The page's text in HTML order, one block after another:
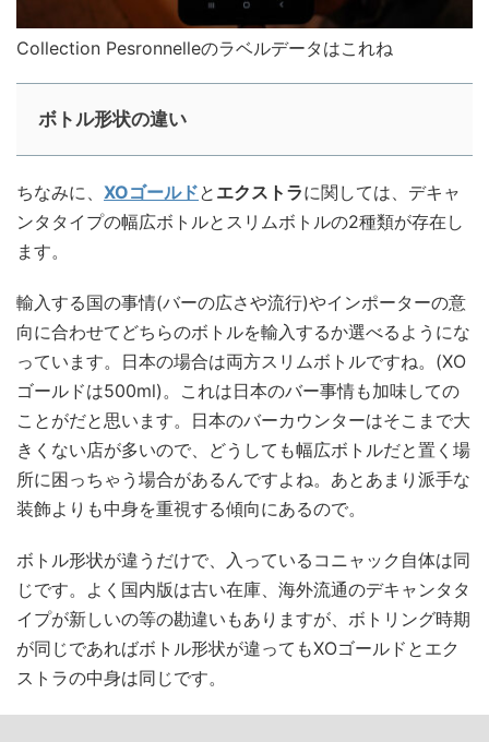
Collection Pesronnelleのラベルデータはこれね
ボトル形状の違い
ちなみに、 XOゴールドと エクストラに関しては、デキャ
ンタタイプの幅広ボトルとスリムボトルの2種類が存在し
ます。
輸入する国の事情(バーの広さや流行)やインポーターの意
向に合わせてどちらのボトルを輸入するか選べるようにな
っています。日本の場合は両方スリムボトルですね。(XO
ゴールドは500ml)。これは日本のバー事情も加味しての
ことがだと思います。日本のバーカウンターはそこまで大
きくない店が多いので、どうしても幅広ボトルだと置く場
所に困っちゃう場合があるんですよね。あとあまり派手な
装飾よりも中身を重視する傾向にあるので。
ボトル形状が違うだけで、入っているコニャック自体は同
じです。よく国内版は古い在庫、海外流通のデキャンタタ
イプが新しいの等の勘違いもありますが、ボトリング時期
が同じであればボトル形状が違ってもXOゴールドとエク
ストラの中身は同じです。